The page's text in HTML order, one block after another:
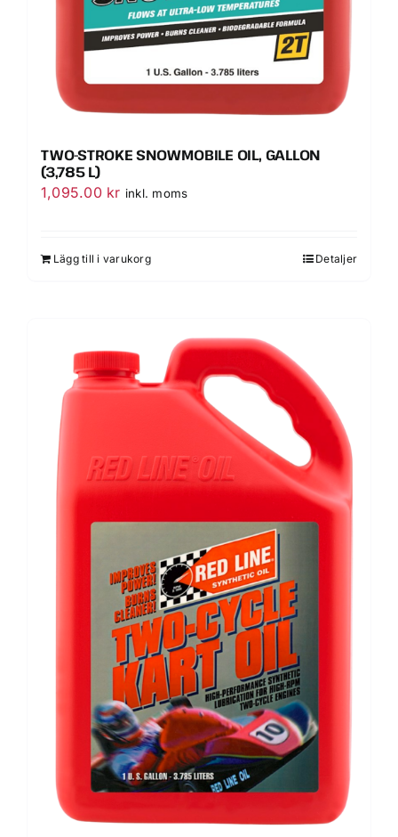
TWO-STROKE SNOWMOBILE OIL, GALLON
(3,785 L)
1,095.00 kr inkl. moms
Lägg till i varukorg Detaljer